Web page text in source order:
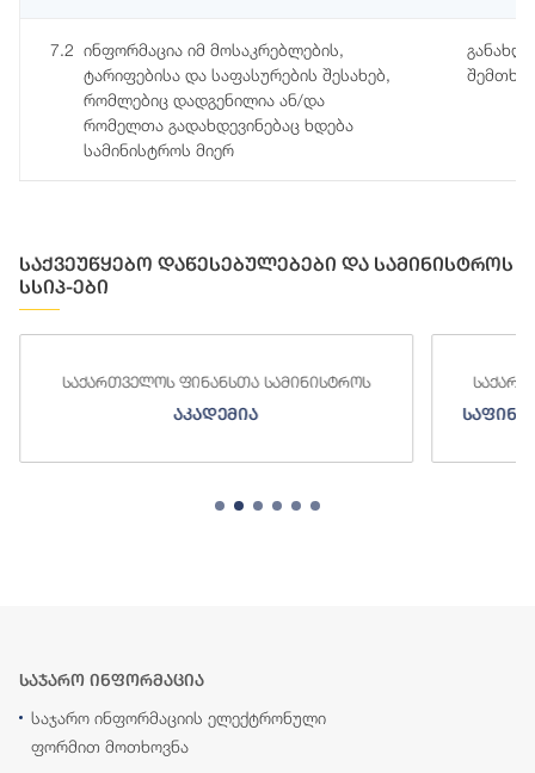
7.2 ინფორმაცია იმ მოსაკრებლების,
ტარიფებისა და საფასურების შესახებ,
რომლებიც დადგენილია ან/და
რომელთა გადახდევინებაც ხდება
სამინისტროს მიერ
საქვეუწყებო დაწესებულებები და სამინისტროს
სსიპ-ები
ფინანსთა სამინისტროს
საქართველოს ფინანსთა
საფინანსო-ანალიტიკური
საჯარო ინფორმაცია
საჯარო ინფორმაციის ელექტრონული
ფორმით მოთხოვნა